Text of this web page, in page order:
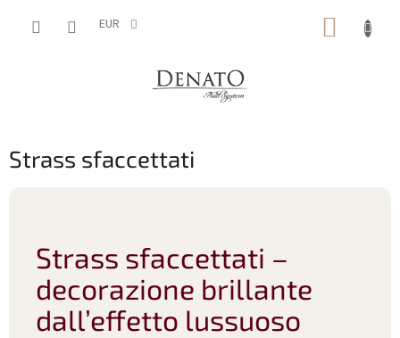
EUR
Strass sfaccettati
Strass sfaccettati –
decorazione brillante
dall’effetto lussuoso